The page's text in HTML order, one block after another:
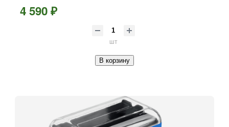
4 590 ₽
шт
В корзину